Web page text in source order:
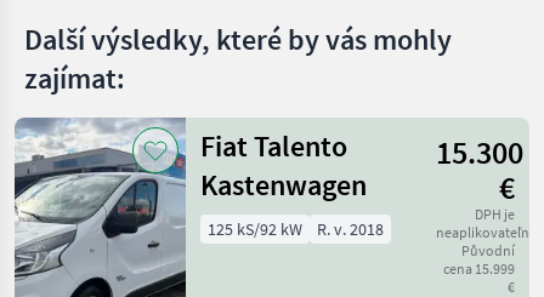
Další výsledky, které by vás mohly
zajímat:
Fiat Talento
Kastenwagen
15.300
€
DPH je
neaplikovateľné
Původní
cena 15.999
€
125 kS/92 kW R. v. 2018